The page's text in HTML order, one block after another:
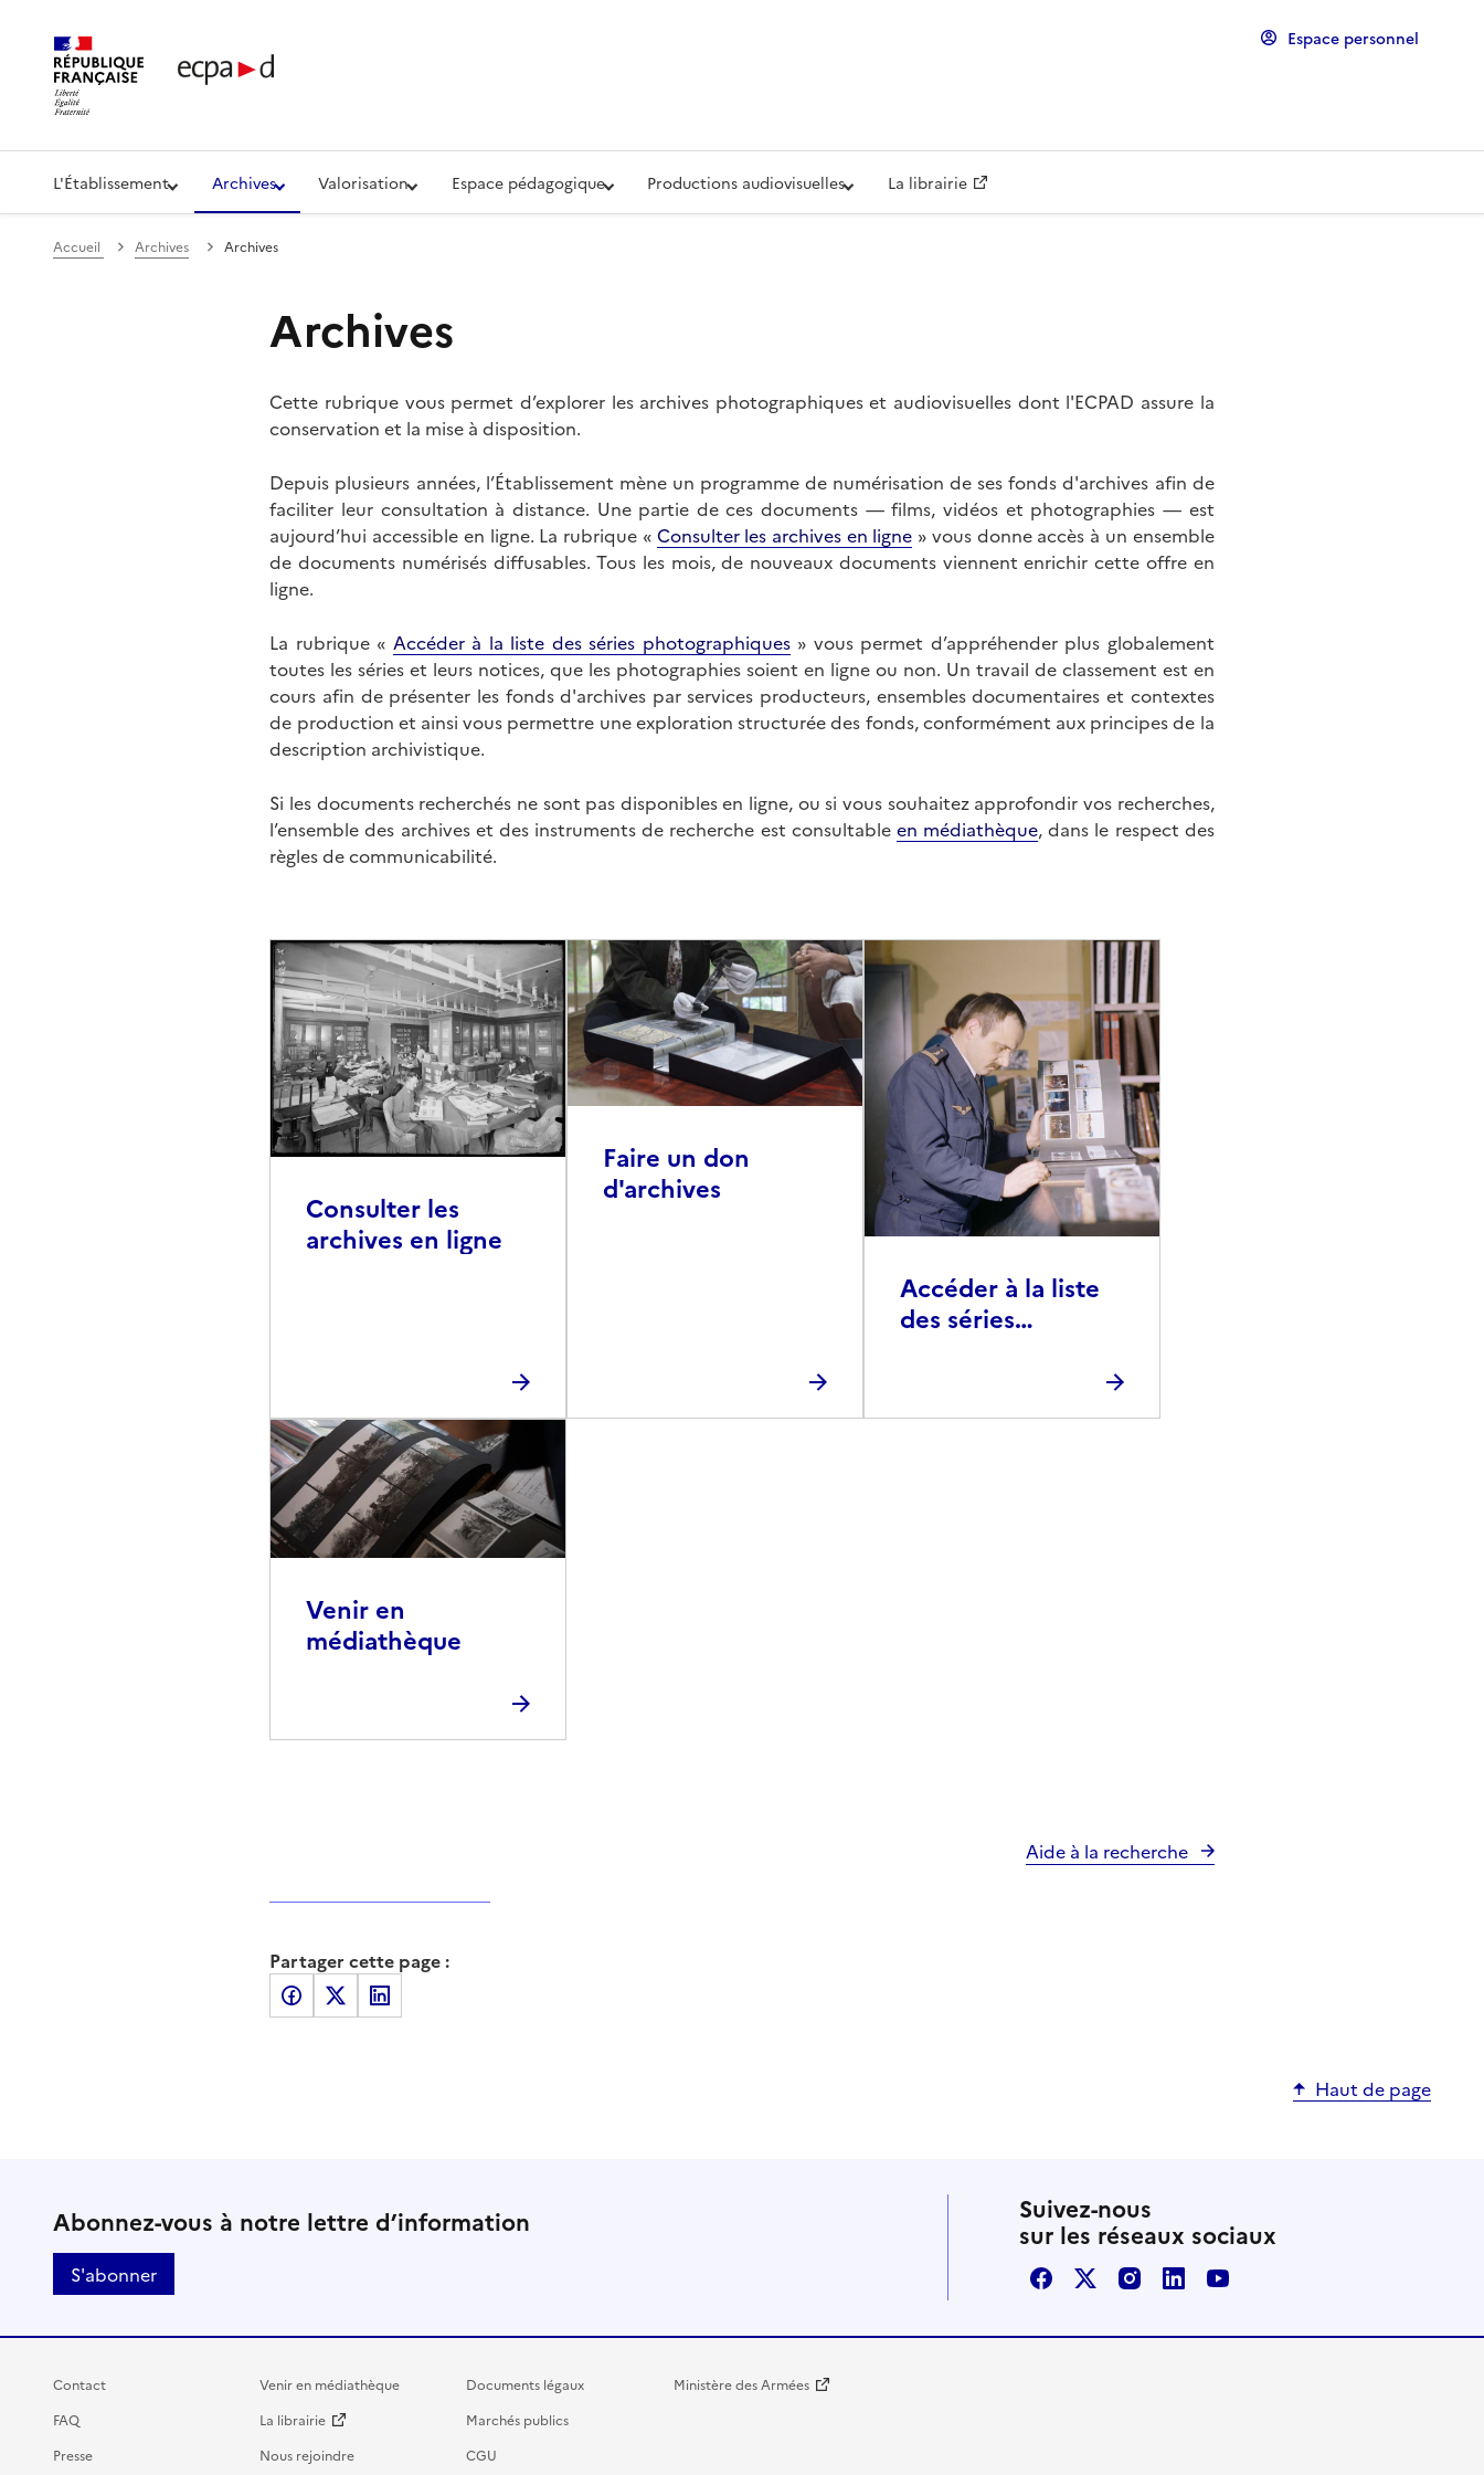
Établissement de communication et de production audiovisuelle de la Défense (ECPAD) Espace personnel
L'Établissement Archives Valorisation Espace pédagogique Productions audiovisuelles La librairie
Accueil Archives Archives
Archives
Cette rubrique vous permet d’explorer les archives photographiques et audiovisuelles dont l'ECPAD assure la
conservation et la mise à disposition.
Depuis plusieurs années, l’Établissement mène un programme de numérisation de ses fonds d'archives afin de
faciliter leur consultation à distance. Une partie de ces documents — films, vidéos et photographies — est
aujourd’hui accessible en ligne. La rubrique « Consulter les archives en ligne » vous donne accès à un ensemble
de documents numérisés diffusables. Tous les mois, de nouveaux documents viennent enrichir cette offre en
ligne.
La rubrique « Accéder à la liste des séries photographiques» vous permet d’appréhender plus globalement
toutes les séries et leurs notices, que les photographies soient en ligne ou non. Un travail de classement est en
cours afin de présenter les fonds d'archives par services producteurs, ensembles documentaires et contextes
de production et ainsi vous permettre une exploration structurée des fonds, conformément aux principes de la
description archivistique.
Si les documents recherchés ne sont pas disponibles en ligne, ou si vous souhaitez approfondir vos recherches,
l’ensemble des archives et des instruments de recherche est consultable en médiathèque, dans le respect des
règles de communicabilité.
Consulter les
archives en ligne
Faire un don
d'archives
Accéder à la liste
des séries
Venir en
médiathèque
Aide à la recherche
Partager cette page :
Partager sur Facebook
Partager sur XPartager sur LinkedIn
Haut de page
Abonnez-vous à notre lettre d’information
S'abonner
Suivez-nous
sur les réseaux sociaux
FacebookX / TwitterInstagram
LinkedInYoutube
Contact
FAQ
Presse
Venir en médiathèque
La librairie
Nous rejoindre
Documents légaux
Marchés publics
CGU
Ministère des Armées